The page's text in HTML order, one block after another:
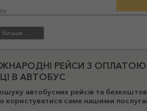
РЕЙСИ З ОПЛАТОЮ
В АВТОБУС
автобусних рейсів та
користуватися саме нашими